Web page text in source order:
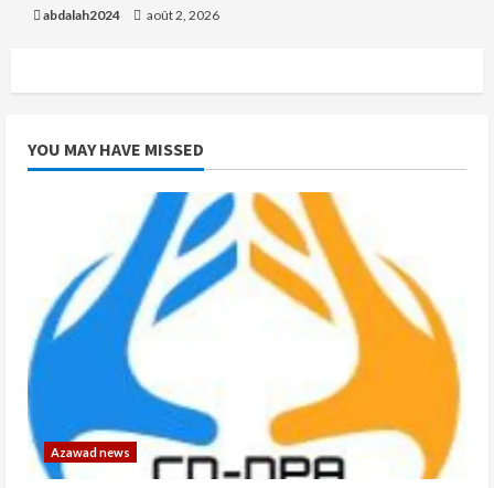
abdalah2024 août 2, 2026
YOU MAY HAVE MISSED
Azawad news